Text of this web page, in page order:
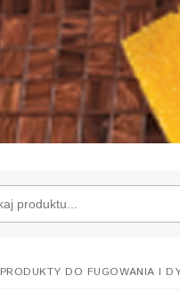
PRODUKTY DO FUGOWANIA I